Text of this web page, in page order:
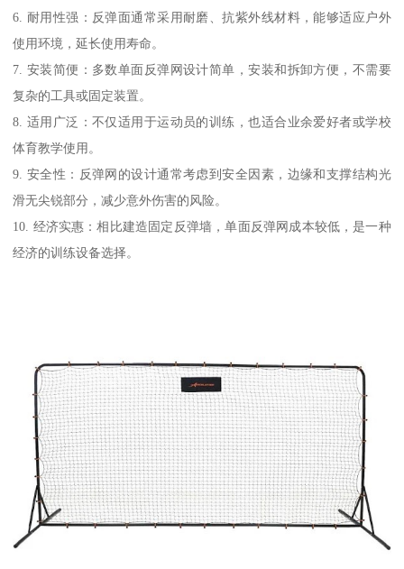
6. 耐用性强：反弹面通常采用耐磨、抗紫外线材料，能够适应户外
使用环境，延长使用寿命。
7. 安装简便：多数单面反弹网设计简单，安装和拆卸方便，不需要
复杂的工具或固定装置。
8. 适用广泛：不仅适用于运动员的训练，也适合业余爱好者或学校
体育教学使用。
9. 安全性：反弹网的设计通常考虑到安全因素，边缘和支撑结构光
滑无尖锐部分，减少意外伤害的风险。
10. 经济实惠：相比建造固定反弹墙，单面反弹网成本较低，是一种
经济的训练设备选择。